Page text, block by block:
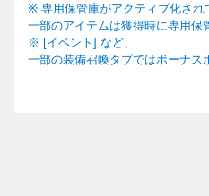
※ 専用保管庫がアクティブ化され
一部のアイテムは獲得時に専用保
※ [イベント] など、
一部の装備召喚タブではボーナス